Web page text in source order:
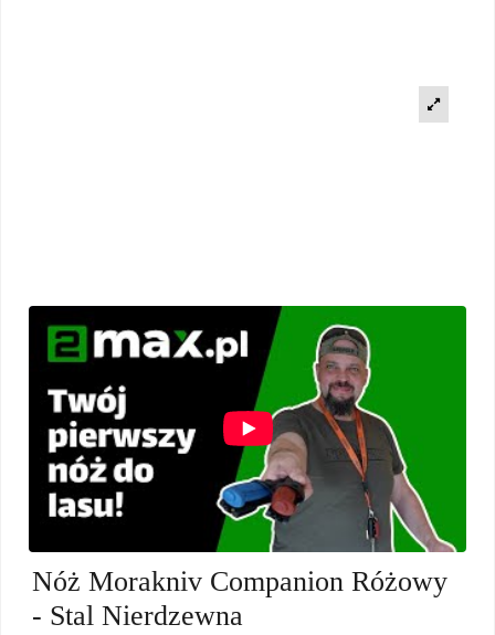
Nóż Morakniv Companion Różowy
- Stal Nierdzewna